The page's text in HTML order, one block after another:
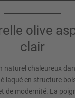
olive
clair
naturel chaleureux
laqué en structure
de modernité. La